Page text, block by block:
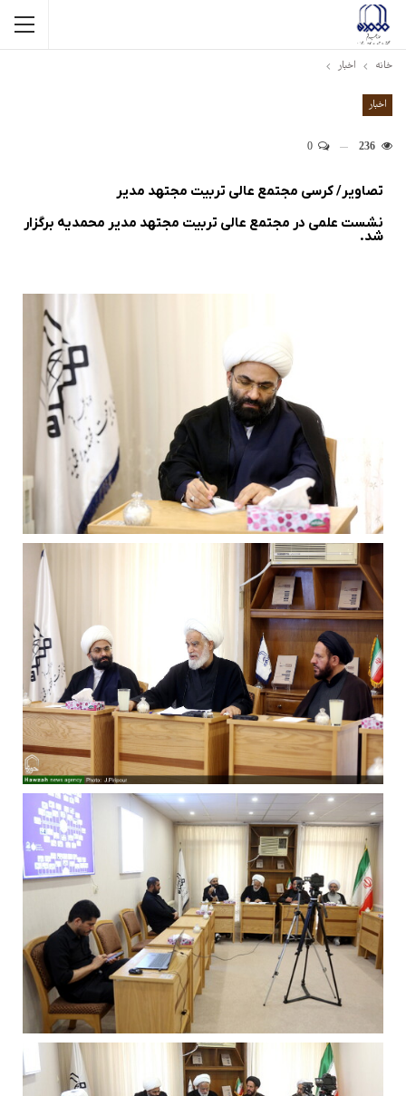
خانه اخبار
اخبار
236
تصاویر/ کرسی مجتمع عالی تربیت مجتهد مدیر
نشست علمی در مجتمع عالی تربیت مجتهد مدیر محمدیه برگزار
شد.